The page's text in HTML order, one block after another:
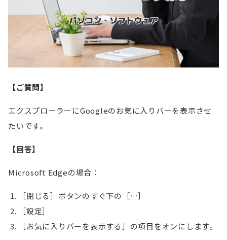
【ご質問】
エクスプローラーにGoogleのお気に入りバーを表示させ
たいです。
【回答】
Microsoft Edgeの場合：
［閉じる］ボタンのすぐ下の［…］
［設定］
［お気に入りバーを表示する］の項目をオンにします。